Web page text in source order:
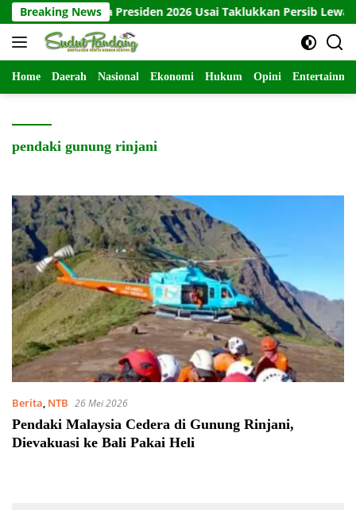
Langsung
ke
konten
Breaking News
Juara Piala Presiden 2026 Usai Taklukkan Persib Lewat Adu
Home Daerah Nasional Ekonomi Hukum Opini
pendaki gunung rinjani
Berita, NTB 26 Mei 2026
Pendaki Malaysia Cedera di Gunung Rinjani,
Dievakuasi ke Bali Pakai Heli